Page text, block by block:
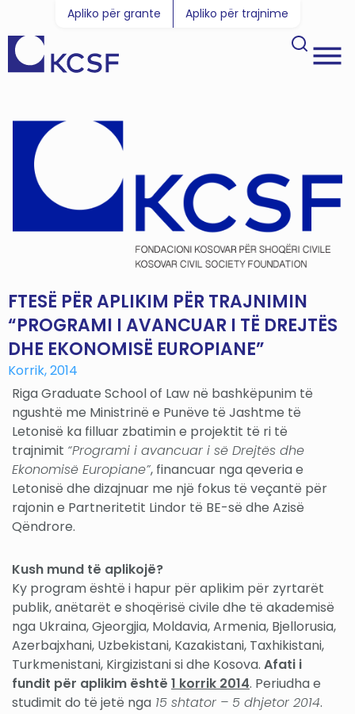
Apliko për grante Apliko për trajnime
FTESË PËR APLIKIM PËR TRAJNIMIN
“PROGRAMI I AVANCUAR I TË DREJTËS
DHE EKONOMISË EUROPIANE”
Korrik, 2014
Riga Graduate School of Law në bashkëpunim të
ngushtë me Ministrinë e Punëve të Jashtme të
Letonisë ka filluar zbatimin e projektit të ri të
trajnimit “Programi i avancuar i së Drejtës dhe
Ekonomisë Europiane”, financuar nga qeveria e
Letonisë dhe dizajnuar me një fokus të veçantë për
rajonin e Partneritetit Lindor të BE-së dhe Azisë
Qëndrore.
Kush mund të aplikojë?
Ky program është i hapur për aplikim për zyrtarët
publik, anëtarët e shoqërisë civile dhe të akademisë
nga Ukraina, Gjeorgjia, Moldavia, Armenia, Bjellorusia,
Azerbajxhani, Uzbekistani, Kazakistani, Taxhikistani,
Turkmenistani, Kirgizistani si dhe Kosova. Afati i
fundit për aplikim është 1 korrik 2014. Periudha e
studimit do të jetë nga 15 shtator – 5 dhjetor 2014.